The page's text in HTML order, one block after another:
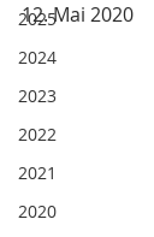
2025
2024
2023
2022
2021
2020
12. Mai 2020